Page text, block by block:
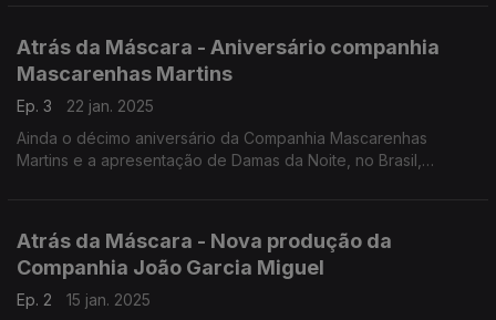
Atrás da Máscara - Aniversário companhia
Mascarenhas Martins
Ep. 3
22 jan. 2025
Ainda o décimo aniversário da Companhia Mascarenhas
Martins e a apresentação de Damas da Noite, no Brasil,
Atrás da Máscara - Nova produção da
Companhia João Garcia Miguel
Ep. 2
15 jan. 2025